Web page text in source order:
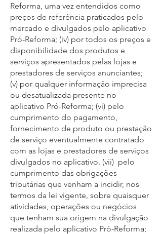
Reforma, uma vez entendidos como
preços de referência praticados pelo
mercado e divulgados pelo aplicativo
Pró-Reforma; (iv) por todos os preços e
disponibilidade dos produtos e
serviços apresentados pelas lojas e
prestadores de serviços anunciantes;
(v) por qualquer informação imprecisa
ou desatualizada presente no
aplicativo Pró-Reforma; (vi) pelo
cumprimento do pagamento,
fornecimento de produto ou prestação
de serviço eventualmente contratado
com as lojas e prestadores de serviços
divulgados no aplicativo. (vii) pelo
cumprimento das obrigações
tributárias que venham a incidir, nos
termos da lei vigente, sobre quaisquer
atividades, operações ou negócios
que tenham sua origem na divulgação
realizada pelo aplicativo Pró-Reforma;